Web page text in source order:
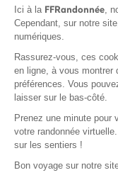
Ici à la FFRandonnée,
Cependant, sur notre
numériques.
Rassurez-vous, ces
en ligne, à vous montrer
préférences. Vous
laisser sur le bas-côté.
Prenez une minute pour
votre randonnée
sur les sentiers !
Bon voyage sur notre